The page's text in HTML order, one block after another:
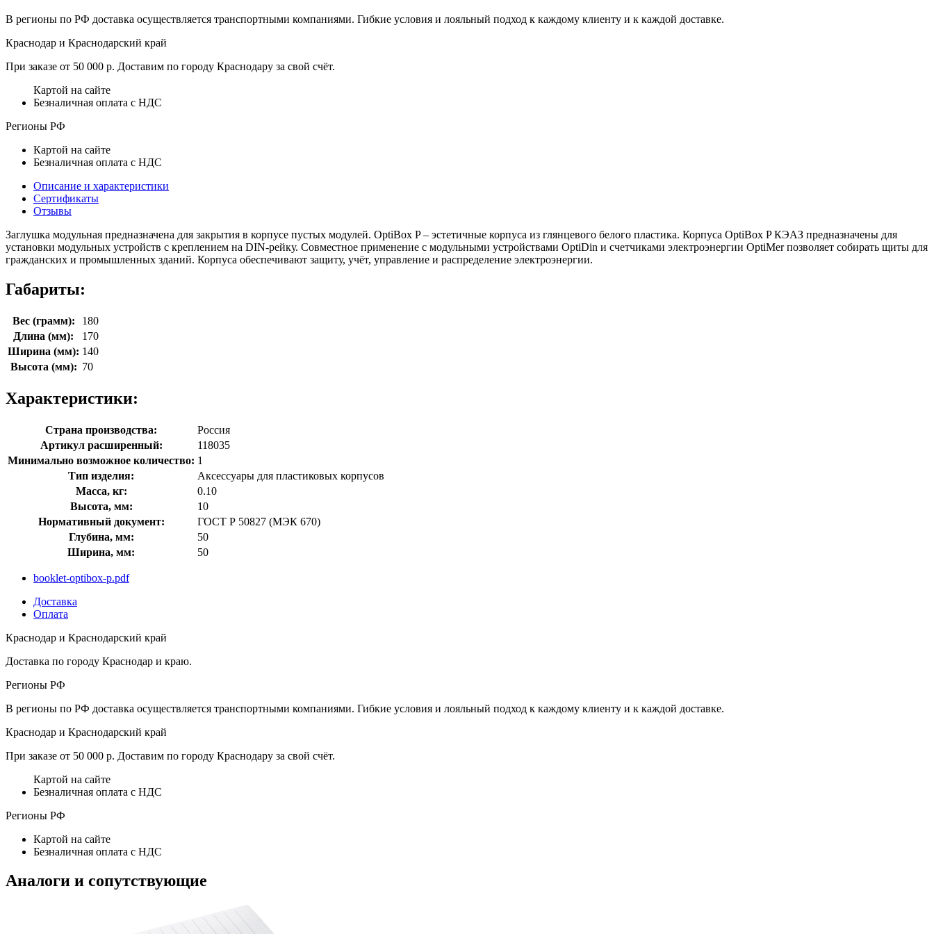
В регионы по РФ доставка осуществляется транспортными компаниями. Гибкие условия и лояльный подход к каждому клиенту и к каждой доставке.
Краснодар и Краснодарский край
При заказе от 50 000 р. Доставим по городу Краснодару за свой счёт.
Картой на сайте
Безналичная оплата с НДС
Регионы РФ
Картой на сайте
Безналичная оплата с НДС
Описание и характеристики
Сертификаты
Отзывы
Заглушка модульная предназначена для закрытия в корпусе пустых модулей. OptiBox P – эстетичные корпуса из глянцевого белого пластика. Корпуса OptiBox P КЭАЗ предназначены для
установки модульных устройств с креплением на DIN-рейку. Совместное применение с модульными устройствами OptiDin и счетчиками электроэнергии OptiMer позволяет собирать щиты для
гражданских и промышленных зданий. Корпуса обеспечивают защиту, учёт, управление и распределение электроэнергии.
Габариты:
Вес (грамм):
180
Длина (мм):
170
Ширина (мм): 140
Высота (мм): 70
Характеристики:
Страна производства:
Россия
Артикул расширенный:
118035
Минимально возможное количество: 1
Тип изделия:
Аксессуары для пластиковых корпусов
Масса, кг:
0.10
Высота, мм:
10
Нормативный документ:
ГОСТ Р 50827 (МЭК 670)
Глубина, мм:
50
Ширина, мм:
50
booklet-optibox-p.pdf
Доставка
Оплата
Краснодар и Краснодарский край
Доставка по городу Краснодар и краю.
Регионы РФ
В регионы по РФ доставка осуществляется транспортными компаниями. Гибкие условия и лояльный подход к каждому клиенту и к каждой доставке.
Краснодар и Краснодарский край
При заказе от 50 000 р. Доставим по городу Краснодару за свой счёт.
Картой на сайте
Безналичная оплата с НДС
Регионы РФ
Картой на сайте
Безналичная оплата с НДС
Аналоги и сопутствующие